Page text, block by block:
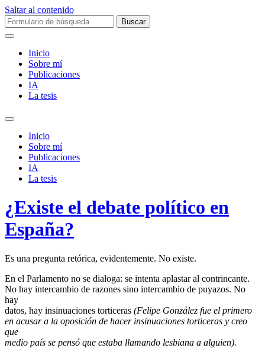
Saltar al contenido
Buscar:
Inicio
Sobre mí­
Publicaciones
IA
La tesis
Alternar
campo
búsqueda
Inicio
Sobre mí­
Publicaciones
IA
La tesis
¿Existe el debate político en
España?
Es una pregunta retórica, evidentemente. No existe.
En el Parlamento no se dialoga: se intenta aplastar al contrincante.
No hay intercambio de razones sino intercambio de puyazos. No
hay
datos, hay insinuaciones torticeras (Felipe González fue el primero
en acusar a la oposición de hacer insinuaciones torticeras y creo
que
medio país se pensó que estaba llamando lesbiana a alguien).